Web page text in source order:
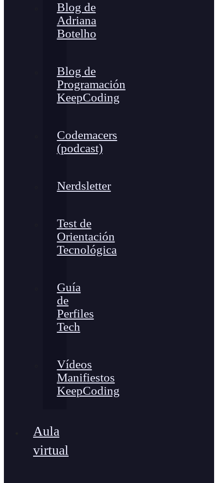
Blog de
Adriana
Botelho
Blog de
Programación
KeepCoding
Codemacers
(podcast)
Nerdsletter
Test de
Orientación
Tecnológica
Guía
de
Perfiles
Tech
Vídeos
Manifiestos
KeepCoding
Aula
virtual